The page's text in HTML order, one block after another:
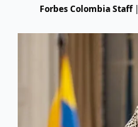
Forbes Colombia Staff|